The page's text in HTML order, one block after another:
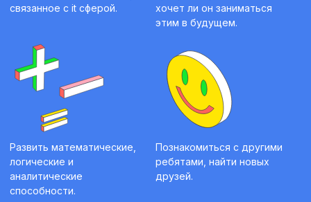
связанное с it сферой.
хочет ли он заниматься
этим в будущем.
Развить математические,
логические и
аналитические
способности.
Познакомиться с другими
ребятами, найти новых
друзей.